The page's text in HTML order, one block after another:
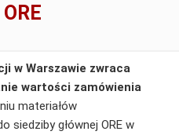
w Warszawie zwraca
wartości zamówienia
materiałów
siedziby głównej ORE w